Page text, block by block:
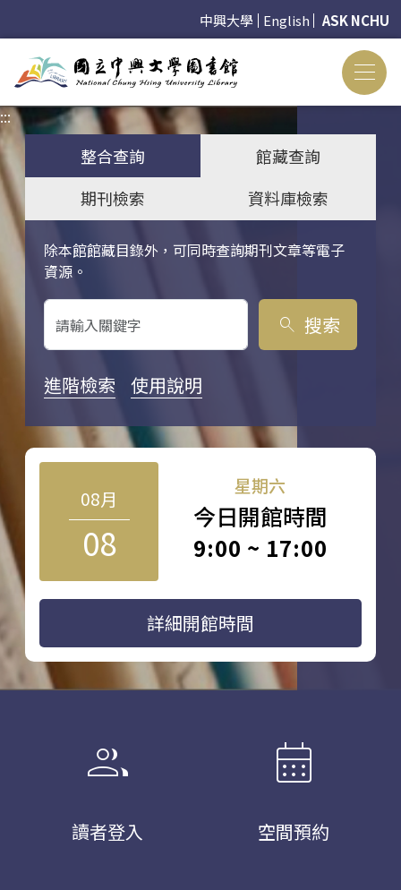
中興大學 English ASK NCHU
:::
整合查詢
館藏查詢
期刊檢索
資料庫檢索
除本館館藏目錄外，可同時查詢期刊文章等電子
資源。
關鍵字搜尋
search 搜索
進階檢索 使用說明
08月
08
星期六
今日開館時間
9:00 ~ 17:00
詳細開館時間
group
讀者登入
calendar_month
空間預約